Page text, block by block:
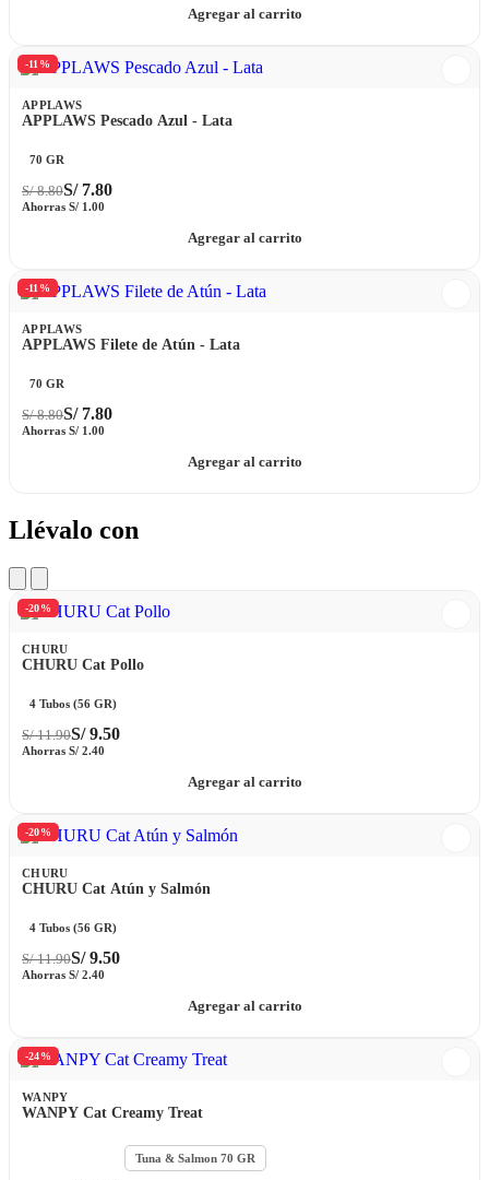
Agregar al carrito
-11%
APPLAWS
APPLAWS Pescado Azul - Lata
70 GR
S/8.80S/7.80
Ahorras S/ 1.00
Agregar al carrito
-11%
APPLAWS
APPLAWS Filete de Atún - Lata
70 GR
S/8.80S/7.80
Ahorras S/ 1.00
Agregar al carrito
Llévalo con
-20%
CHURU
CHURU Cat Pollo
4 Tubos (56 GR)
S/11.90S/9.50
Ahorras S/ 2.40
Agregar al carrito
-20%
CHURU
CHURU Cat Atún y Salmón
4 Tubos (56 GR)
S/11.90S/9.50
Ahorras S/ 2.40
Agregar al carrito
-24%
WANPY
WANPY Cat Creamy Treat
Tuna & Salmon 70 GR